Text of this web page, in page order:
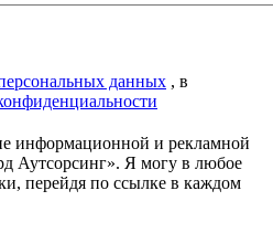
данных , в
информационной и рекламной
Аутсорсинг». Я могу в любое
перейдя по ссылке в каждом